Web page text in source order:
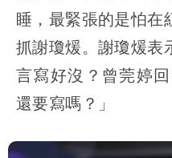
睡，最緊張的是怕在
抓謝瓊煖。謝瓊煖表
言寫好沒？曾莞婷
還要寫嗎？」